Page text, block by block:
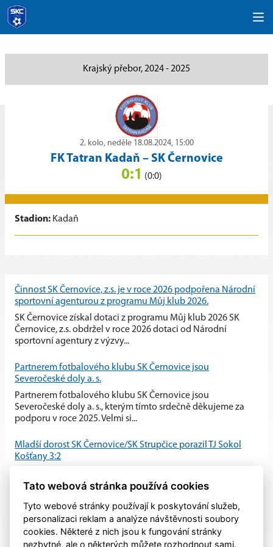
Krajský přebor, 2024 - 2025
2. kolo, neděle 18.08.2024, 15:00
FK Tatran Kadaň – SK Černovice
0:1 (0:0)
Stadion: Kadaň
Činnost SK Černovice, z.s. je v roce 2026 podpořena Národní
sportovní agenturou z programu Můj klub 2026.
SK Černovice získal dotaci z programu Můj klub 2026 SK
Černovice, z.s. obdržel v roce 2026 dotaci od Národní
sportovní agentury z výzvy...
Partnerem fotbalového klubu SK Černovice jsou
Severočeské doly a. s.
Partnerem fotbalového klubu SK Černovice jsou
Severočeské doly a. s., kterým tímto srdečně děkujeme za
podporu v roce 2025. Velmi si...
Mladší dorost SK Černovice/SK Strupčice porazil TJ Sokol
Košťany 3:2
utkání proti TJ Sokol Košťany a po vyrovnaném průběhu
Tato webová stránka používá cookies
Tyto webové stránky používají k poskytování služeb,
personalizaci reklam a analýze návštěvnosti soubory
cookies. Některé z nich jsou k fungování stránky
nezbytné, ale o některých můžete rozhodnout sami.